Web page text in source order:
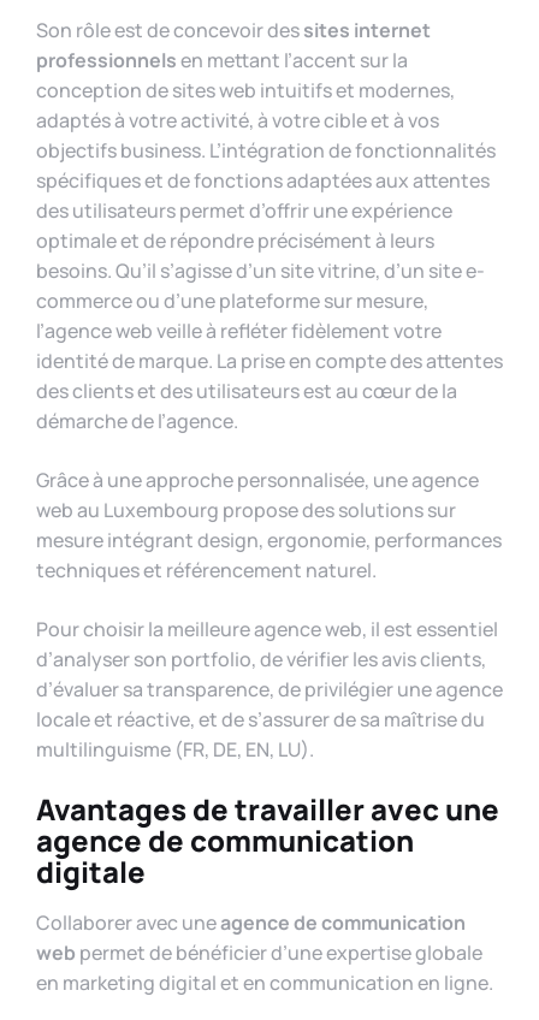
Son rôle est de concevoir dessites internet
professionnelsen mettant l’accent sur la
conception de sites web intuitifs et modernes,
adaptés à votre activité, à votre cible et à vos
objectifs business. L’intégration de fonctionnalités
spécifiques et de fonctions adaptées aux attentes
des utilisateurs permet d’offrir une expérience
optimale et de répondre précisément à leurs
besoins. Qu’il s’agisse d’un site vitrine, d’un site e-
commerce ou d’une plateforme sur mesure,
l’agence web veille à refléter fidèlement votre
identité de marque. La prise en compte des attentes
des clients et des utilisateurs est au cœur de la
démarche de l’agence.
Grâce à une approche personnalisée, une agence
web au Luxembourg propose des solutions sur
mesure intégrant design, ergonomie, performances
techniques et référencement naturel.
Pour choisir la meilleure agence web, il est essentiel
d’analyser son portfolio, de vérifier les avis clients,
d’évaluer sa transparence, de privilégier une agence
locale et réactive, et de s’assurer de sa maîtrise du
multilinguisme (FR, DE, EN, LU).
Avantages de travailler avec une
agence de communication
digitale
Collaborer avec uneagence de communication
web permet de bénéficier d’une expertise globale
en marketing digital et en communication en ligne.